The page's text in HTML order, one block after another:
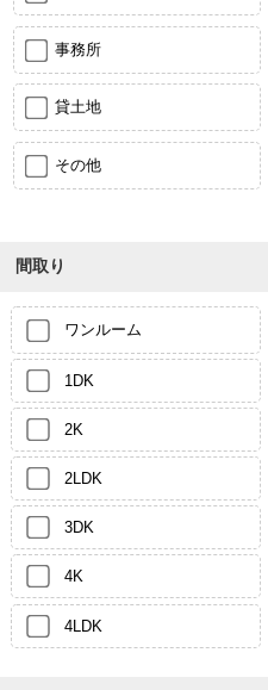
事務所
貸土地
その他
間取り
ワンルーム
1DK
2K
2LDK
3DK
4K
4LDK